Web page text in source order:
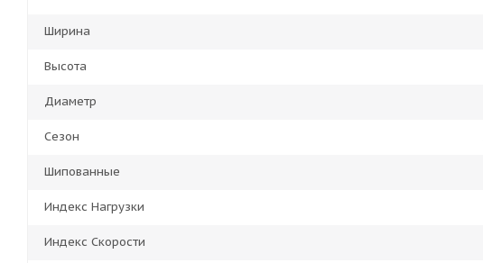
Ширина
Высота
Диаметр
Сезон
Шипованные
Индекс Нагрузки
Индекс Скорости